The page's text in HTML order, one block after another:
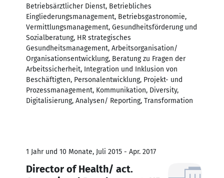
Betriebsärztlicher Dienst, Betriebliches
Eingliederungsmanagement, Betriebsgastronomie,
Vermittlungsmanagement, Gesundheitsförderung und
Sozialberatung, HR strategisches
Gesundheitsmanagement, Arbeitsorganisation/
Organisationsentwicklung, Beratung zu Fragen der
Arbeitssicherheit, Integration und Inklusion von
Beschäftigten, Personalentwicklung, Projekt- und
Prozessmanagement, Kommunikation, Diversity,
Digitalisierung, Analysen/ Reporting, Transformation
1 Jahr und 10 Monate, Juli 2015 - Apr. 2017
Director of Health/ act.